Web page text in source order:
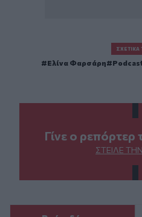
ΣΧΕΤΙΚΆ
Ελίνα Φαρσάρη
Γίνε ο ρεπόρτερ
ΣΤΕΊΛΕ